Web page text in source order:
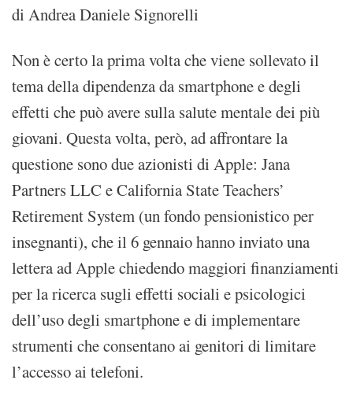
di Andrea Daniele Signorelli
Non è certo la prima volta che viene sollevato il
tema della dipendenza da smartphone e degli
effetti che può avere sulla salute mentale dei più
giovani. Questa volta, però, ad affrontare la
questione sono due azionisti di Apple: Jana
Partners LLC e California State Teachers’
Retirement System (un fondo pensionistico per
insegnanti), che il 6 gennaio hanno inviato una
lettera ad Apple chiedendo maggiori finanziamenti
per la ricerca sugli effetti sociali e psicologici
dell’uso degli smartphone e di implementare
strumenti che consentano ai genitori di limitare
l’accesso ai telefoni.